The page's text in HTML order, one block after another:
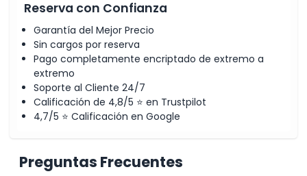
Reserva con Confianza
Garantía del Mejor Precio
Sin cargos por reserva
Pago completamente encriptado de extremo a
extremo
Soporte al Cliente 24/7
Calificación de 4,8/5 ⭐ en Trustpilot
4,7/5 ⭐ Calificación en Google
Preguntas Frecuentes